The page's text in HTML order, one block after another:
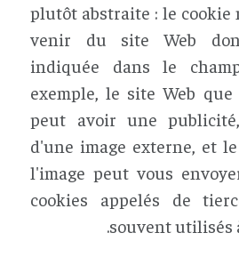
plutôt abstraite : le cookie
venir du site Web
indiquée dans le
exemple, le site Web
peut avoir une
d'une image externe, et
l'image peut vous
cookies appelés de
souvent utilisés